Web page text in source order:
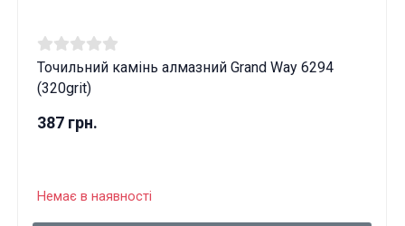
Точильний камінь алмазний Grand Way 6294
(320grit)
387 грн.
Немає в наявності